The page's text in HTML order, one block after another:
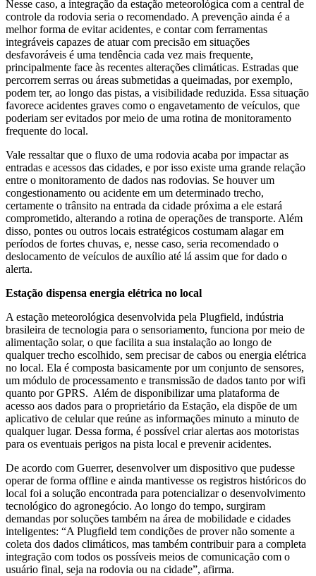
Nesse caso, a integração da estação meteorológica com a central de
controle da rodovia seria o recomendado. A prevenção ainda é a
melhor forma de evitar acidentes, e contar com ferramentas
integráveis capazes de atuar com precisão em situações
desfavoráveis é uma tendência cada vez mais frequente,
principalmente face às recentes alterações climáticas. Estradas que
percorrem serras ou áreas submetidas a queimadas, por exemplo,
podem ter, ao longo das pistas, a visibilidade reduzida. Essa situação
favorece acidentes graves como o engavetamento de veículos, que
poderiam ser evitados por meio de uma rotina de monitoramento
frequente do local.
Vale ressaltar que o fluxo de uma rodovia acaba por impactar as
entradas e acessos das cidades, e por isso existe uma grande relação
entre o monitoramento de dados nas rodovias. Se houver um
congestionamento ou acidente em um determinado trecho,
certamente o trânsito na entrada da cidade próxima a ele estará
comprometido, alterando a rotina de operações de transporte. Além
disso, pontes ou outros locais estratégicos costumam alagar em
períodos de fortes chuvas, e, nesse caso, seria recomendado o
deslocamento de veículos de auxílio até lá assim que for dado o
alerta.
Estação dispensa energia elétrica no local
A estação meteorológica desenvolvida pela Plugfield, indústria
brasileira de tecnologia para o sensoriamento, funciona por meio de
alimentação solar, o que facilita a sua instalação ao longo de
qualquer trecho escolhido, sem precisar de cabos ou energia elétrica
no local. Ela é composta basicamente por um conjunto de sensores,
um módulo de processamento e transmissão de dados tanto por wifi
quanto por GPRS. Além de disponibilizar uma plataforma de
acesso aos dados para o proprietário da Estação, ela dispõe de um
aplicativo de celular que reúne as informações minuto a minuto de
qualquer lugar. Dessa forma, é possível criar alertas aos motoristas
para os eventuais perigos na pista local e prevenir acidentes.
De acordo com Guerrer, desenvolver um dispositivo que pudesse
operar de forma offline e ainda mantivesse os registros históricos do
local foi a solução encontrada para potencializar o desenvolvimento
tecnológico do agronegócio. Ao longo do tempo, surgiram
demandas por soluções também na área de mobilidade e cidades
inteligentes: “A Plugfield tem condições de prover não somente a
coleta dos dados climáticos, mas também contribuir para a completa
integração com todos os possíveis meios de comunicação com o
usuário final, seja na rodovia ou na cidade”, afirma.